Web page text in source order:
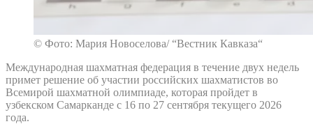
© Фото: Мария Новоселова/ “Вестник Кавказа“
Международная шахматная федерация в течение двух недель
примет решение об участии российских шахматистов во
Всемирой шахматной олимпиаде, которая пройдет в
узбекском Самарканде с 16 по 27 сентября текущего 2026
года.